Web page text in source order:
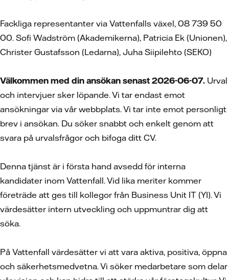
Fackliga representanter via Vattenfalls växel, 08 739 50
00. Sofi Wadström (Akademikerna), Patricia Ek (Unionen),
Christer Gustafsson (Ledarna), Juha Siipilehto (SEKO)
Välkommen med din ansökan senast 2026-06-07. Urval
och intervjuer sker löpande. Vi tar endast emot
ansökningar via vår webbplats. Vi tar inte emot personligt
brev i ansökan. Du söker snabbt och enkelt genom att
svara på urvalsfrågor och bifoga ditt CV.
Denna tjänst är i första hand avsedd för interna
kandidater inom Vattenfall. Vid lika meriter kommer
företräde att ges till kollegor från Business Unit IT (YI). Vi
värdesätter intern utveckling och uppmuntrar dig att
söka.
På Vattenfall värdesätter vi att vara aktiva, positiva, öppna
och säkerhetsmedvetna. Vi söker medarbetare som delar